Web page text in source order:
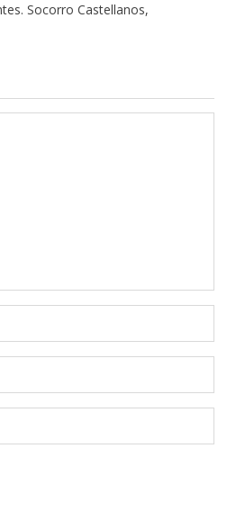
Socorro Castellanos,